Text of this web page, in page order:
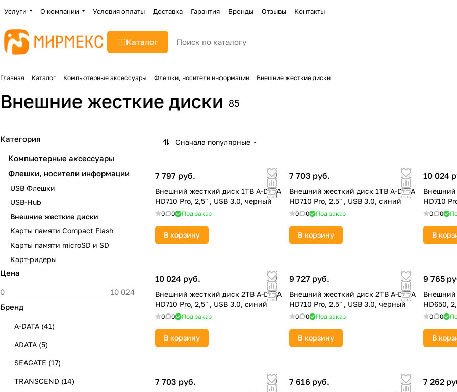
Услуги О компании Условия оплаты Доставка Гарантия Бренды Отзывы Контакты
Каталог
Главная Каталог Компьютерные аксессуары Флешки, носители информации Внешние жесткие диски
Внешние жесткие диски 85
Сначала популярные
7 797 руб.
Внешний жесткий диск 1TB A-DATA
HD710 Pro, 2,5" , USB 3.0, черный
0 0 Под заказ
В корзину
7 703 руб.
Внешний жесткий диск 1TB A-DATA
HD710 Pro, 2,5" , USB 3.0, синий
0 0 Под заказ
В корзину
10 024
Внешний
HD710
0 0
В
10 024 руб.
Внешний жесткий диск 2TB A-DATA
HD710 Pro, 2,5" , USB 3.0, синий
0 0 Под заказ
В корзину
9 727 руб.
Внешний жесткий диск 2TB A-DATA
HD710 Pro, 2,5" , USB 3.0, черный
0 0 Под заказ
В корзину
9 765
Внешний
HD650,
0 0
В
7 703 руб. 7 616 руб. 7 262
Категория
Компьютерные аксессуары
Флешки, носители информации
USB Флешки
USB-Hub
Внешние жесткие диски
Карты памяти Compact Flash
Карты памяти microSD и SD
Карт-ридеры
Цена
Бренд
A-DATA (41)
ADATA (5)
SEAGATE (17)
TRANSCEND (14)